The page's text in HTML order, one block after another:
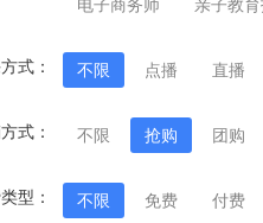
电子商务师 亲子教
式： 不限 点播 直播
式： 不限 抢购 团购
型： 不限 免费 付费